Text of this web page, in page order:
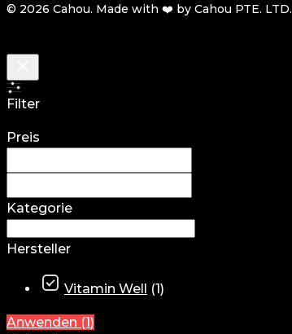
© 2026 Cahou. Made with ❤️ by Cahou PTE. LTD.
Filter
Preis
Kategorie
Hersteller
Vitamin Well (1)
Anwenden (1)